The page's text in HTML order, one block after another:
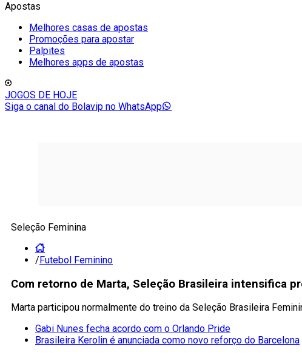
Apostas
Melhores casas de apostas
Promoções para apostar
Palpites
Melhores apps de apostas
JOGOS DE HOJE
Siga o canal do Bolavip no WhatsApp
Seleção Feminina
/Futebol Feminino
Com retorno de Marta, Seleção Brasileira intensifica
Marta participou normalmente do treino da Seleção Brasileira
Gabi Nunes fecha acordo com o Orlando Pride
Brasileira Kerolin é anunciada como novo reforço do Barcelona